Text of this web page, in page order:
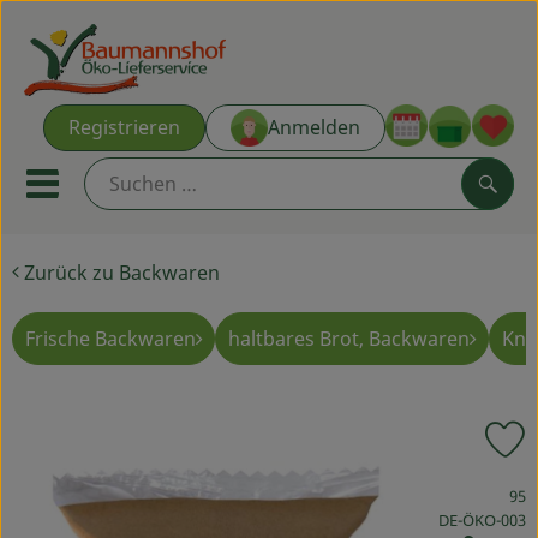
Registrieren Anmelden
Mobiles Menu öffnen oder
Ökokisten
Kochkisten
AUS DER REGION
Zurück zu Backwaren
Frische Backwaren haltbares Brot, Backwaren
, Verband:
95
,DE-ÖKO-003